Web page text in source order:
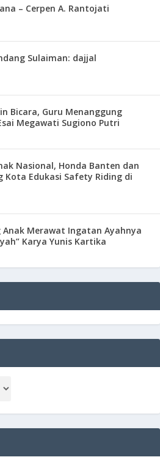
– Cerpen A. Rantojati
Sulaiman: dajjal
Bicara, Guru Menanggung
Megawati Sugiono Putri
Nasional, Honda Banten dan
Kota Edukasi Safety Riding di
Anak Merawat Ingatan Ayahnya
Karya Yunis Kartika